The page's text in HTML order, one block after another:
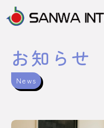
お知らせ
News